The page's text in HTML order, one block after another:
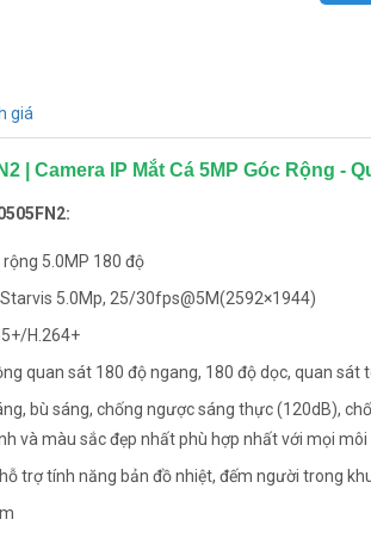
giá
| Camera IP Mắt Cá 5MP Góc Rộng -
5.0MP 180 độ
5.0Mp, 25/30fps@5M(2592×1944)
H.264+
quan sát 180 độ ngang, 180 độ dọc, quan sát
bù sáng, chống ngược sáng thực (120dB),
và màu sắc đẹp nhất phù hợp nhất với mọi
trợ tính năng bản đồ nhiệt, đếm người trong